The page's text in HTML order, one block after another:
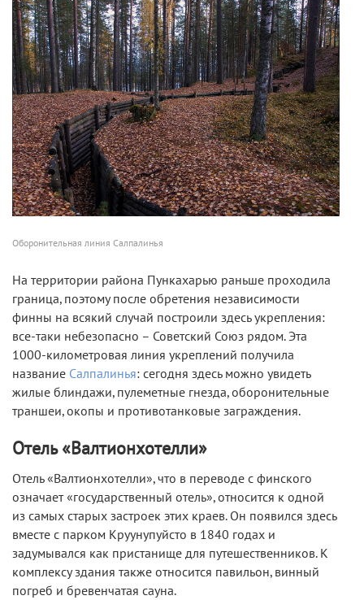
Оборонительная линия Салпалинья
На территории района Пункахарью раньше проходила
граница, поэтому после обретения независимости
финны на всякий случай построили здесь укрепления:
все-таки небезопасно – Советский Союз рядом. Эта
1000-километровая линия укреплений получила
название Салпалинья: сегодня здесь можно увидеть
жилые блиндажи, пулеметные гнезда, оборонительные
траншеи, окопы и противотанковые заграждения.
Отель «Валтионхотелли»
Отель «Валтионхотелли», что в переводе с финского
означает «государственный отель», относится к одной
из самых старых застроек этих краев. Он появился здесь
вместе с парком Круунупуйсто в 1840 годах и
задумывался как пристанище для путешественников. К
комплексу здания также относится павильон, винный
погреб и бревенчатая сауна.